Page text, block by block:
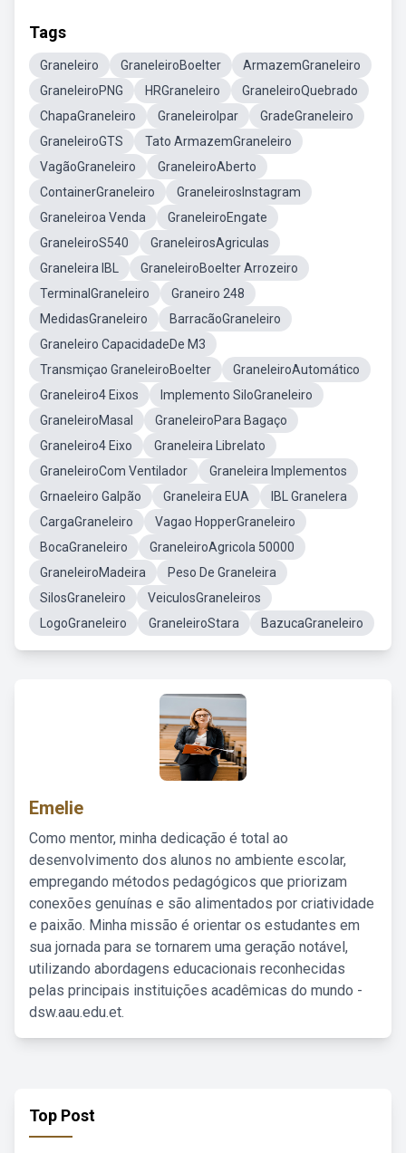
Tags
Graneleiro GraneleiroBoelter
ArmazemGraneleiro
GraneleiroPNG
HRGraneleiro
GraneleiroQuebrado
ChapaGraneleiro
GraneleiroIpar
GradeGraneleiro
GraneleiroGTS
Tato ArmazemGraneleiro
VagãoGraneleiro
GraneleiroAberto
ContainerGraneleiro
GraneleirosInstagram
Graneleiroa Venda
GraneleiroEngate
GraneleiroS540
GraneleirosAgriculas
Graneleira IBL
GraneleiroBoelter Arrozeiro
TerminalGraneleiro
Graneiro 248
MedidasGraneleiro
BarracãoGraneleiro
Graneleiro CapacidadeDe M3
Transmiçao GraneleiroBoelter
GraneleiroAutomático
Graneleiro4 Eixos
Implemento SiloGraneleiro
GraneleiroMasal
GraneleiroPara Bagaço
Graneleiro4 Eixo
Graneleira Librelato
GraneleiroCom Ventilador
Graneleira Implementos
Grnaeleiro Galpão
Graneleira EUA
IBL Granelera
CargaGraneleiro
Vagao HopperGraneleiro
BocaGraneleiro
GraneleiroAgricola 50000
GraneleiroMadeira
Peso De Graneleira
SilosGraneleiro
VeiculosGraneleiros
LogoGraneleiro
GraneleiroStara BazucaGraneleiro
Emelie
Como mentor, minha dedicação é total ao
desenvolvimento dos alunos no ambiente escolar,
empregando métodos pedagógicos que priorizam
conexões genuínas e são alimentados por criatividade
e paixão. Minha missão é orientar os estudantes em
sua jornada para se tornarem uma geração notável,
utilizando abordagens educacionais reconhecidas
pelas principais instituições acadêmicas do mundo -
dsw.aau.edu.et.
Top Post